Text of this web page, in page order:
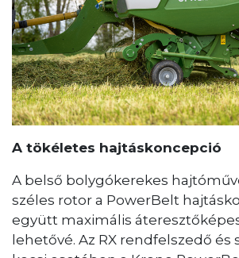
A tökéletes hajtáskoncepció
A belső bolygókerekes
széles rotor a PowerBelt
együtt maximális
lehetővé. Az RX rendfelszedő és